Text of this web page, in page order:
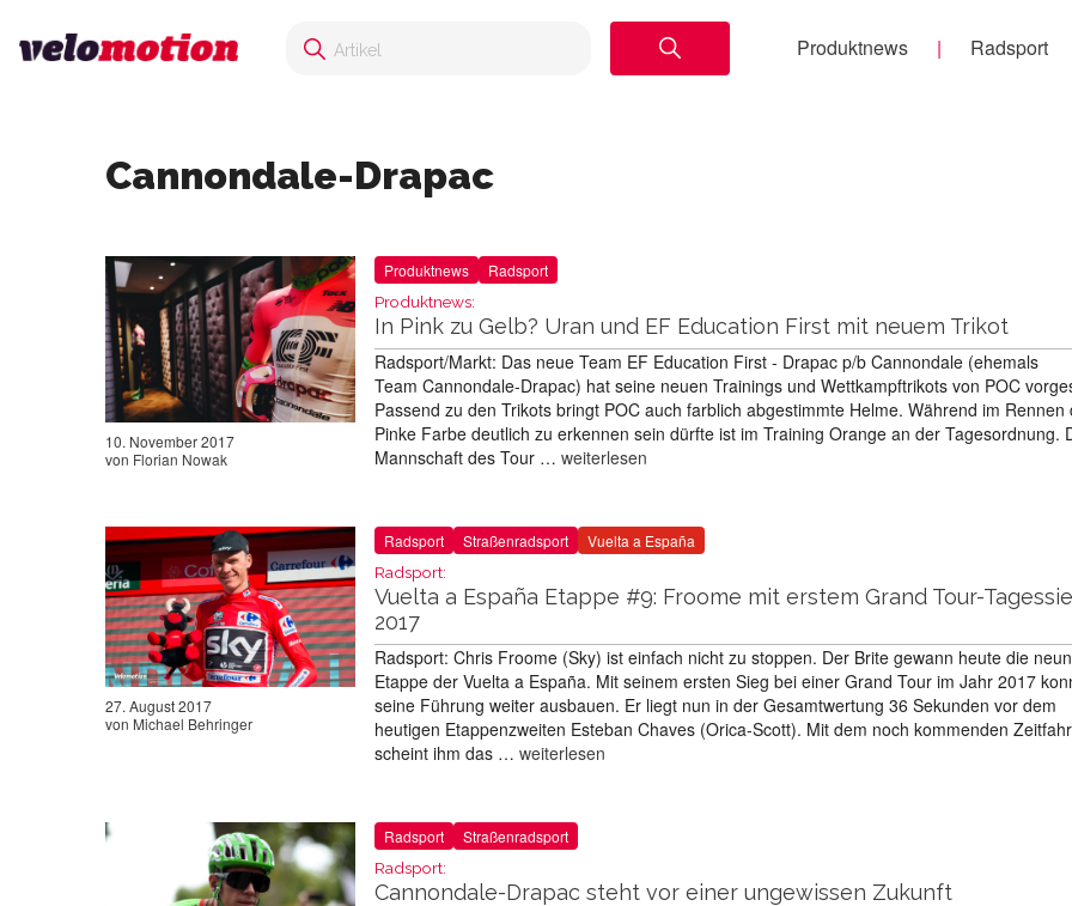
Produktnews Radsport
Cannondale-Drapac
10. November 2017
von Florian Nowak
Produktnews Radsport
Produktnews:
In Pink zu Gelb? Uran und EF Education First mit neuem Trikot
Radsport/Markt: Das neue Team EF Education First - Drapac p/b Cannondale (ehemals
Team Cannondale-Drapac) hat seine neuen Trainings und Wettkampftrikots von POC
Passend zu den Trikots bringt POC auch farblich abgestimmte Helme. Während im Rennen
Pinke Farbe deutlich zu erkennen sein dürfte ist im Training Orange an der Tagesordnung.
Mannschaft des Tour … weiterlesen
27. August 2017
von Michael Behringer
Radsport Straßenradsport Vuelta a España
Radsport:
Vuelta a España Etappe #9: Froome mit erstem Grand Tour-
2017
Radsport: Chris Froome (Sky) ist einfach nicht zu stoppen. Der Brite gewann heute die
Etappe der Vuelta a España. Mit seinem ersten Sieg bei einer Grand Tour im Jahr 2017
seine Führung weiter ausbauen. Er liegt nun in der Gesamtwertung 36 Sekunden vor dem
heutigen Etappenzweiten Esteban Chaves (Orica-Scott). Mit dem noch kommenden
scheint ihm das … weiterlesen
Radsport Straßenradsport
Radsport:
Cannondale-Drapac steht vor einer ungewissen Zukunft